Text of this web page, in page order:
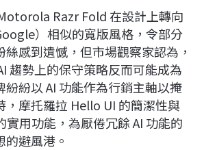
Razr Fold 在設計上轉向
）相似的寬版風格，令部分
感到遺憾，但市場觀察家認為，
趨勢上的保守策略反而可能成為
紛以 AI 功能作為行銷主軸以掩
，摩托羅拉 Hello UI 的簡潔性與
用功能，為厭倦冗餘 AI 功能的
避風港。